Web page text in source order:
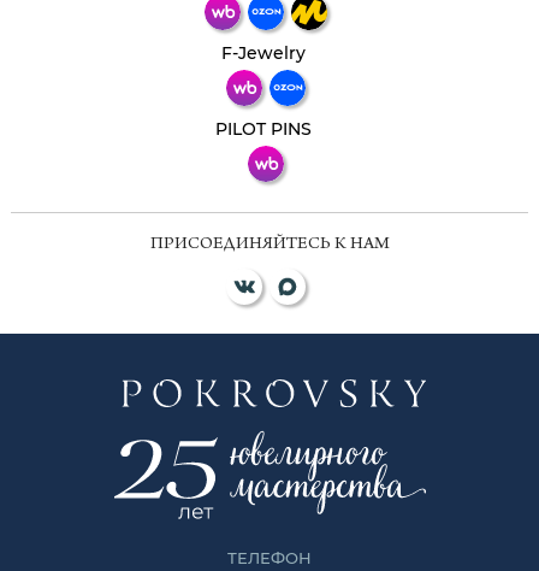
F-Jewelry
PILOT PINS
ПРИСОЕДИНЯЙТЕСЬ К НАМ
ТЕЛЕФОН